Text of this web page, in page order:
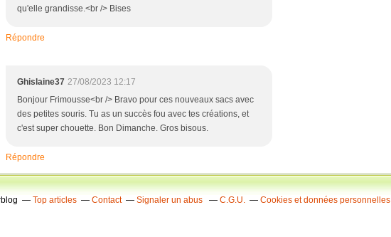
qu'elle grandisse.<br /> Bises
Répondre
Ghislaine37 27/08/2023 12:17
Bonjour Frimousse<br /> Bravo pour ces nouveaux sacs avec
des petites souris. Tu as un succès fou avec tes créations, et
c'est super chouette. Bon Dimanche. Gros bisous.
Répondre
Top articles Contact Signaler un abus C.G.U. Cookies et données personnelles